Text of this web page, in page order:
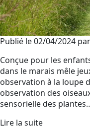
Publié le 02/04/2024
Conçue pour les
dans le marais mêle
observation à la loupe
observation des
sensorielle des
Lire la suite